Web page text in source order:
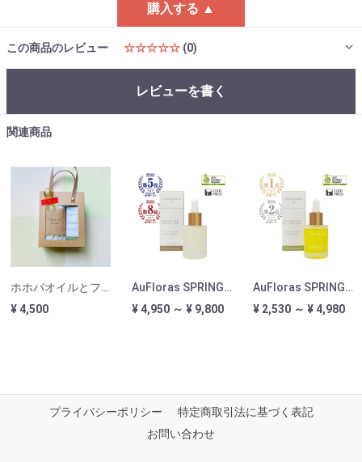
購入する ▲
この商品のレビュー ☆☆☆☆☆ (0)
レビューを書く
関連商品
ホホバオイルとフェイスタオルのオーガニックホリデーギフト｜AuFloras SPRINGFIELDS x sawa-ri
¥ 4,500
AuFloras SPRINGFIELDS アルガンオイル
¥ 4,950 ～ ¥ 9,800
AuFloras SPRINGFIELDS ホホバオイル
¥ 2,530 ～ ¥ 4,980
プライバシーポリシー
特定商取引法に基づく表記
お問い合わせ